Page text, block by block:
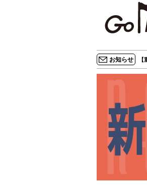
お知らせ
GO/LOOK! からのお
新商品情報や編集部のオス
オトクな情報・買い忘れ通
受信できます。
店長ジャック厳選の新作商品情
編集部セレクトのスタイル提案・